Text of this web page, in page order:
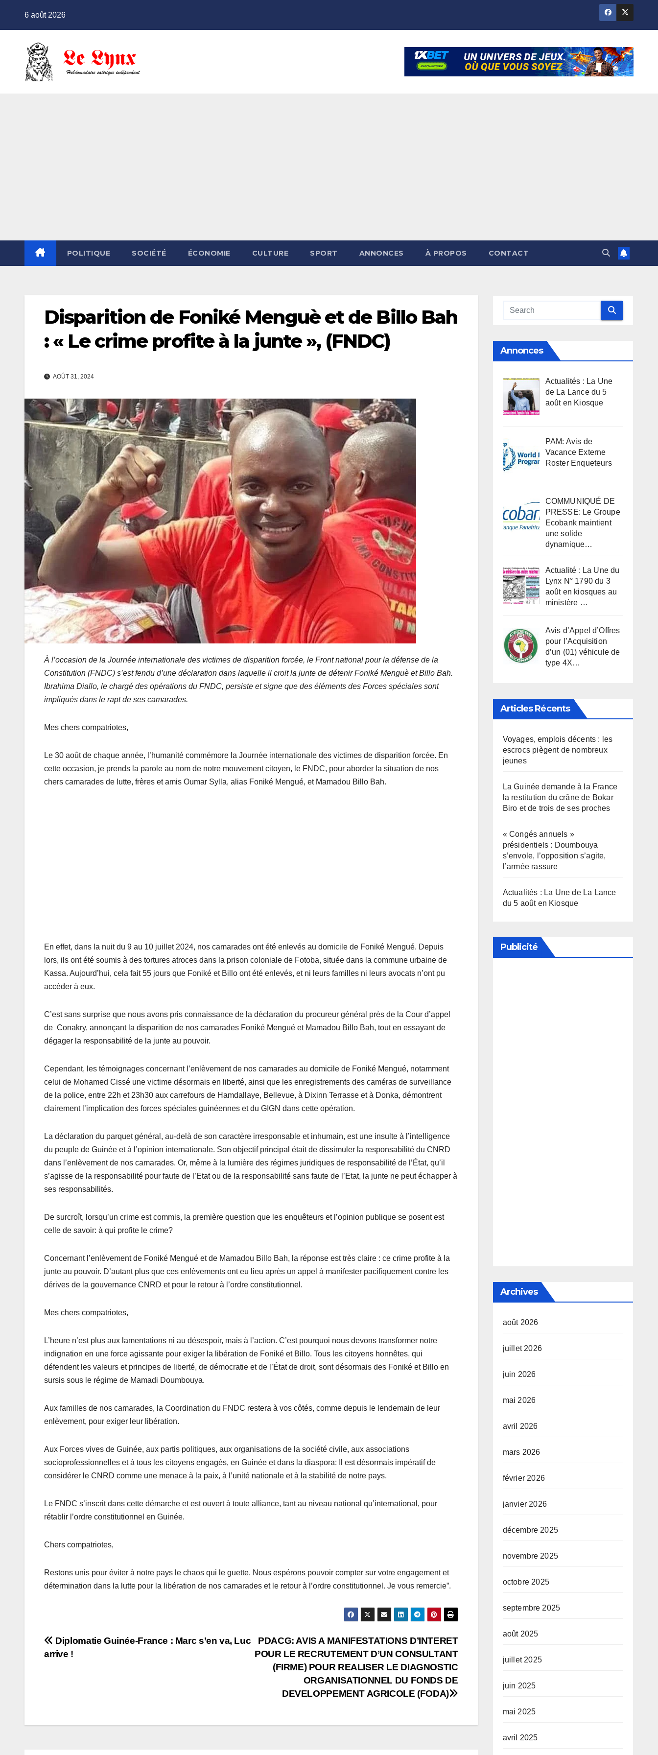
6 août 2026
POLITIQUE SOCIÉTÉ ÉCONOMIE CULTURE SPORT ANNONCES À PROPOS CONTACT
Disparition de Foniké Menguè et de Billo Bah
: « Le crime profite à la junte », (FNDC)
AOÛT 31, 2024
À l’occasion de la Journée internationale des victimes de disparition forcée, le Front national pour la défense de la
Constitution (FNDC) s’est fendu d’une déclaration dans laquelle il croit la junte de détenir Foniké Menguè et Billo Bah.
Ibrahima Diallo, le chargé des opérations du FNDC, persiste et signe que des éléments des Forces spéciales sont
impliqués dans le rapt de ses camarades.
Mes chers compatriotes,
Le 30 août de chaque année, l’humanité commémore la Journée internationale des victimes de disparition forcée. En
cette occasion, je prends la parole au nom de notre mouvement citoyen, le FNDC, pour aborder la situation de nos
chers camarades de lutte, frères et amis Oumar Sylla, alias Foniké Mengué, et Mamadou Billo Bah.
En effet, dans la nuit du 9 au 10 juillet 2024, nos camarades ont été enlevés au domicile de Foniké Mengué. Depuis
lors, ils ont été soumis à des tortures atroces dans la prison coloniale de Fotoba, située dans la commune urbaine de
Kassa. Aujourd’hui, cela fait 55 jours que Foniké et Billo ont été enlevés, et ni leurs familles ni leurs avocats n’ont pu
accéder à eux.
C’est sans surprise que nous avons pris connaissance de la déclaration du procureur général près de la Cour d’appel
de Conakry, annonçant la disparition de nos camarades Foniké Mengué et Mamadou Billo Bah, tout en essayant de
dégager la responsabilité de la junte au pouvoir.
Cependant, les témoignages concernant l’enlèvement de nos camarades au domicile de Foniké Mengué, notamment
celui de Mohamed Cissé une victime désormais en liberté, ainsi que les enregistrements des caméras de surveillance
de la police, entre 22h et 23h30 aux carrefours de Hamdallaye, Bellevue, à Dixinn Terrasse et à Donka, démontrent
clairement l’implication des forces spéciales guinéennes et du GIGN dans cette opération.
La déclaration du parquet général, au-delà de son caractère irresponsable et inhumain, est une insulte à l’intelligence
du peuple de Guinée et à l’opinion internationale. Son objectif principal était de dissimuler la responsabilité du CNRD
dans l’enlèvement de nos camarades. Or, même à la lumière des régimes juridiques de responsabilité de l’État, qu’il
s’agisse de la responsabilité pour faute de l’Etat ou de la responsabilité sans faute de l’Etat, la junte ne peut échapper à
ses responsabilités.
De surcroît, lorsqu’un crime est commis, la première question que les enquêteurs et l’opinion publique se posent est
celle de savoir: à qui profite le crime?
Concernant l’enlèvement de Foniké Mengué et de Mamadou Billo Bah, la réponse est très claire : ce crime profite à la
junte au pouvoir. D’autant plus que ces enlèvements ont eu lieu après un appel à manifester pacifiquement contre les
dérives de la gouvernance CNRD et pour le retour à l’ordre constitutionnel.
Mes chers compatriotes,
L’heure n’est plus aux lamentations ni au désespoir, mais à l’action. C’est pourquoi nous devons transformer notre
indignation en une force agissante pour exiger la libération de Foniké et Billo. Tous les citoyens honnêtes, qui
défendent les valeurs et principes de liberté, de démocratie et de l’État de droit, sont désormais des Foniké et Billo en
sursis sous le régime de Mamadi Doumbouya.
Aux familles de nos camarades, la Coordination du FNDC restera à vos côtés, comme depuis le lendemain de leur
enlèvement, pour exiger leur libération.
Aux Forces vives de Guinée, aux partis politiques, aux organisations de la société civile, aux associations
socioprofessionnelles et à tous les citoyens engagés, en Guinée et dans la diaspora: Il est désormais impératif de
considérer le CNRD comme une menace à la paix, à l’unité nationale et à la stabilité de notre pays.
Le FNDC s’inscrit dans cette démarche et est ouvert à toute alliance, tant au niveau national qu’international, pour
rétablir l’ordre constitutionnel en Guinée.
Chers compatriotes,
Restons unis pour éviter à notre pays le chaos qui le guette. Nous espérons pouvoir compter sur votre engagement et
détermination dans la lutte pour la libération de nos camarades et le retour à l’ordre constitutionnel. Je vous remercie”.
Navigation
PDACG: AVIS A MANIFESTATIONS D’INTERET
POUR LE RECRUTEMENT D’UN CONSULTANT
(FIRME) POUR REALISER LE DIAGNOSTIC
ORGANISATIONNEL DU FONDS DE
DEVELOPPEMENT AGRICOLE (FODA)
Diplomatie Guinée-France : Marc s’en va, Luc
arrive !
Annonces
Actualités : La Une
de La Lance du 5
août en Kiosque
PAM: Avis de
Vacance Externe
Roster Enqueteurs
COMMUNIQUÉ DE
PRESSE: Le Groupe
Ecobank maintient
une solide
dynamique…
Actualité : La Une du
Lynx N° 1790 du 3
août en kiosques au
ministère …
Avis d’Appel d’Offres
pour l’Acquisition
d’un (01) véhicule de
type 4X…
Articles Récents
Voyages, emplois décents : les
escrocs piègent de nombreux
jeunes
La Guinée demande à la France
la restitution du crâne de Bokar
Biro et de trois de ses proches
« Congés annuels »
présidentiels : Doumbouya
s’envole, l’opposition s’agite,
l’armée rassure
Actualités : La Une de La Lance
du 5 août en Kiosque
Publicité
Archives
août 2026
juillet 2026
juin 2026
mai 2026
avril 2026
mars 2026
février 2026
janvier 2026
décembre 2025
novembre 2025
octobre 2025
septembre 2025
août 2025
juillet 2025
juin 2025
mai 2025
avril 2025